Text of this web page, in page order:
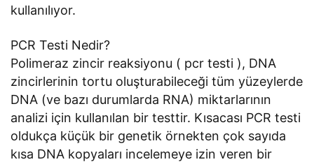
kullanılıyor.
PCR Testi Nedir?
Polimeraz zincir reaksiyonu ( pcr testi ), DNA
zincirlerinin tortu oluşturabileceği tüm yüzeylerde
DNA (ve bazı durumlarda RNA) miktarlarının
analizi için kullanılan bir testtir. Kısacası PCR testi
oldukça küçük bir genetik örnekten çok sayıda
kısa DNA kopyaları incelemeye izin veren bir